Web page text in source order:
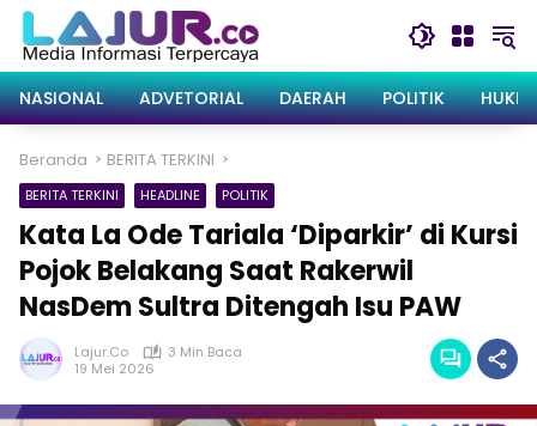
Langsung
konten
NASIONAL
ADVETORIAL DAERAH POLITIK
Beranda BERITA TERKINI
BERITA TERKINI HEADLINE POLITIK
Kata La Ode Tariala ‘Diparkir’ di Kursi
Pojok Belakang Saat Rakerwil
NasDem Sultra Ditengah Isu PAW
Lajur.co
3 Min Baca
19 Mei 2026